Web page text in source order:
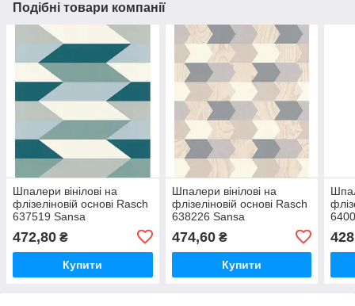
Подібні товари компанії
Шпалери вінілові на
флізеліновій основі Rasch
637519 Sansa
цвета, Різні кольора
472,80 ₴
Купити
Шпалери вінілові на
флізеліновій основі Rasch
638226 Sansa
цвета, Різні кольора
474,60₴
Купити